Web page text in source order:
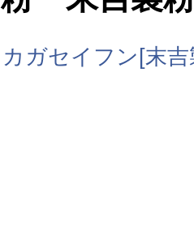
ガセイフン[末吉